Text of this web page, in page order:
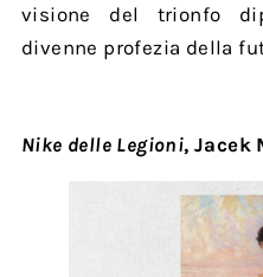
visione del trionfo
divenne profezia della
Nike delle Legioni, Jacek